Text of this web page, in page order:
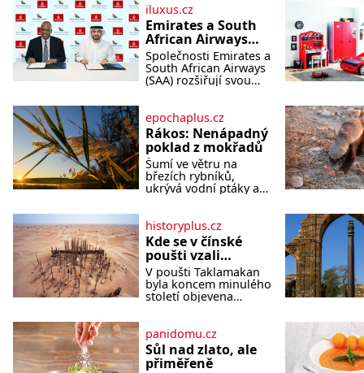
iluxus.cz
Emirates a South
African Airways
rozšiřují
partnerství.
Cestujícím nově
jižní a střední
Africe
Společnosti Emirates a
South African Airways
(SAA) rozšiřují svou
spolupráci. Nová
reciproční dohoda
zpřístupní cestujícím
devět dalších destinací
v jižní a střední Africe
a u
epochaplus.cz
Rákos: Nenápadný
poklad z mokřadů
Šumí ve větru na
březích rybníků,
ukrývá vodní ptáky a
povšimnutí. Přesto
právě rákos pomáhal
stavět domy, vyrábět
lodě, zapisovat první
texty a inspiroval řadu
pověstí. Tato skromná,
ale užitečná rostlina
vnímá rákos jen jako
obyčejnou kulisu
letního koupání. Stačí
historyplus.cz
Kde se v čínské
poušti vzali
modroocí
blonďáci?
V poušti Taklamakan
byla koncem minulého
století objevena
Všichni mrtví byli
pohřbeni s úctou a
četnými milodary. Asi
nejvíc přitom vědce
panidomu.cz
Sůl nad zlato, ale
přiměřeně